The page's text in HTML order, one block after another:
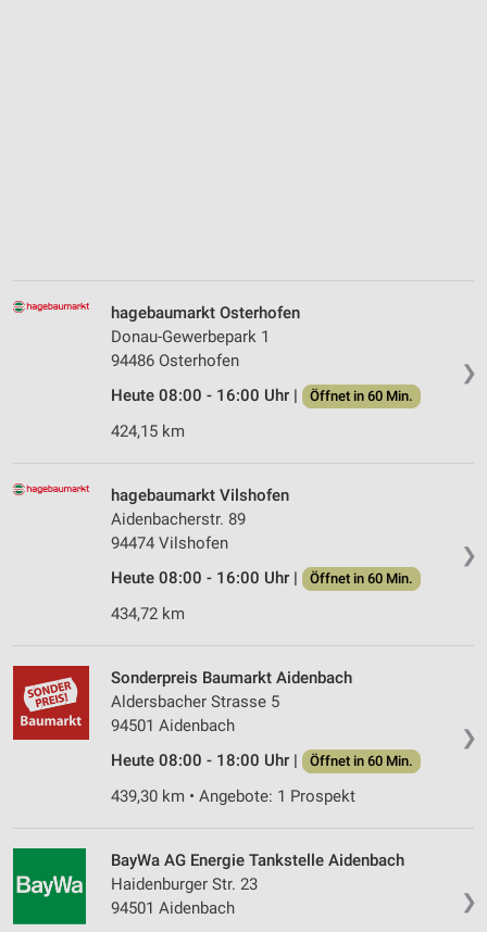
❯
hagebaumarkt Osterhofen
Donau-Gewerbepark 1
94486 Osterhofen
Heute 08:00 - 16:00 Uhr |
Öffnet in 60 Min.
424,15 km
❯
hagebaumarkt Vilshofen
Aidenbacherstr. 89
94474 Vilshofen
Heute 08:00 - 16:00 Uhr |
Öffnet in 60 Min.
434,72 km
❯
Sonderpreis Baumarkt Aidenbach
Aldersbacher Strasse 5
94501 Aidenbach
Heute 08:00 - 18:00 Uhr |
Öffnet in 60 Min.
439,30 km • Angebote: 1 Prospekt
❯
BayWa AG Energie Tankstelle Aidenbach
Haidenburger Str. 23
94501 Aidenbach